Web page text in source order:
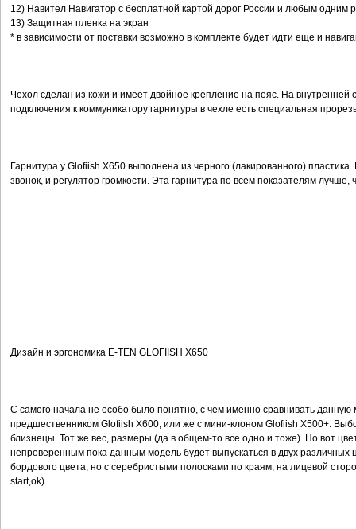
12) Навител Навигатор с бесплатной картой дорог России и любым одним
13) Защитная пленка на экран
* в зависимости от поставки возможно в комплекте будет идти еще и
Чехол сделан из кожи и имеет двойное крепление на пояс. На внутренней
подключения к коммуникатору гарнитуры в чехле есть специальная
Гарнитура у Glofiish X650 выполнена из черного (лакированного)
звонок, и регулятор громкости. Эта гарнитура по всем показателям
Дизайн и эргономика E-TEN GLOFIISH X650
С самого начала не особо было понятно, с чем именно сравнивать данную
предшественником Glofiish X600, или же с мини-клоном Glofiish X500+.
близнецы. Тот же вес, размеры (да в общем-то все одно и тоже). Но вот
непроверенным пока данным модель будет выпускаться в двух
бордового цвета, но с серебристыми полосками по краям, на лицевой
start,ok).